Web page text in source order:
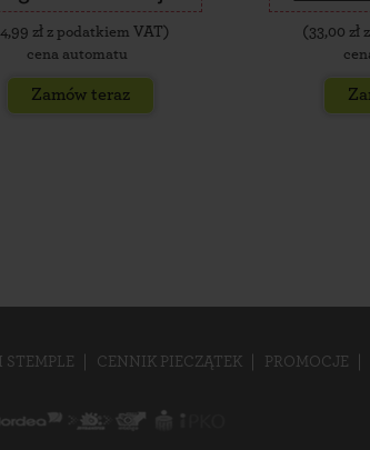
zł z podatkiem VAT)
cena automatu
Zamów teraz
( 33,00 zł
CENNIK PIECZĄTEK PROMOCJE